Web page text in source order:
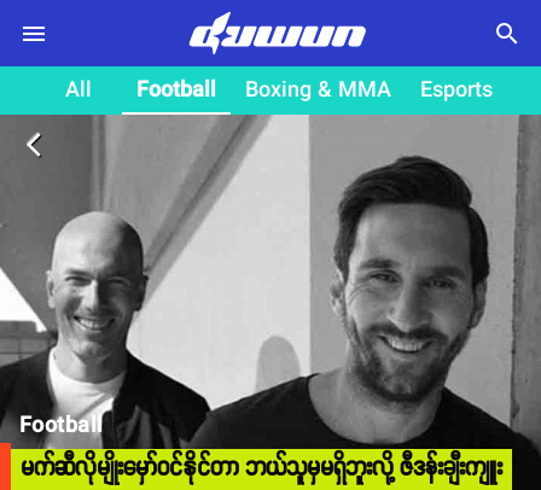
search
All Football Boxing & MMA Esports
arrow_back_ios
Football
မက်ဆီလိုမျိုးမှော်ဝင်နိုင်တာ ဘယ်သူမှမရှိဘူးလို့ ဇီဒန်းချီးကျူး